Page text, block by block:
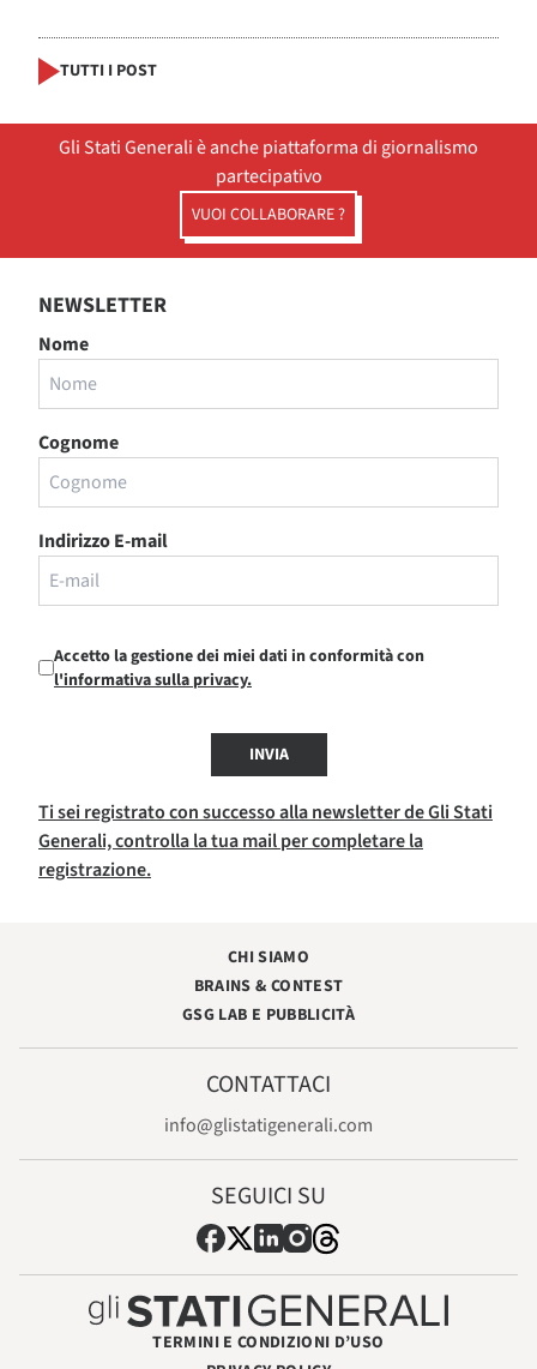
TUTTI I POST
Gli Stati Generali è anche piattaforma di giornalismo
partecipativo
VUOI COLLABORARE ?
NEWSLETTER
Nome
Cognome
Indirizzo E-mail
Accetto la gestione dei miei dati in conformità con
l'informativa sulla privacy.
INVIA
Ti sei registrato con successo alla newsletter de Gli Stati
Generali, controlla la tua mail per completare la
registrazione.
CHI SIAMO
BRAINS & CONTEST
GSG LAB E PUBBLICITÀ
CONTATTACI
info@glistatigenerali.com
SEGUICI SU
TERMINI E CONDIZIONI D’USO